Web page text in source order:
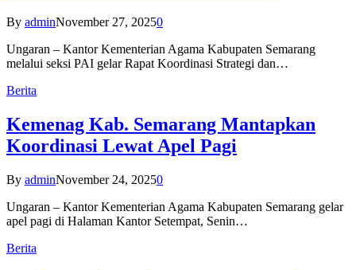
By adminNovember 27, 20250
Ungaran – Kantor Kementerian Agama Kabupaten Semarang
melalui seksi PAI gelar Rapat Koordinasi Strategi dan…
Berita
Kemenag Kab. Semarang Mantapkan
Koordinasi Lewat Apel Pagi
By adminNovember 24, 20250
Ungaran – Kantor Kementerian Agama Kabupaten Semarang gelar
apel pagi di Halaman Kantor Setempat, Senin…
Berita